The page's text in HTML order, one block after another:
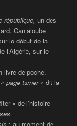
république, un des
Cantaloube
le début de la
l’Algérie, sur le
livre de poche.
«page turner » dit la
» de l’histoire,
: au moment de